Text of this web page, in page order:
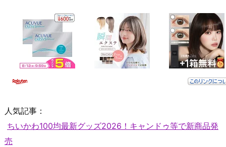
人気記事：
ちいかわ100均最新グッズ2026！キャンドゥ等で新商品発
売